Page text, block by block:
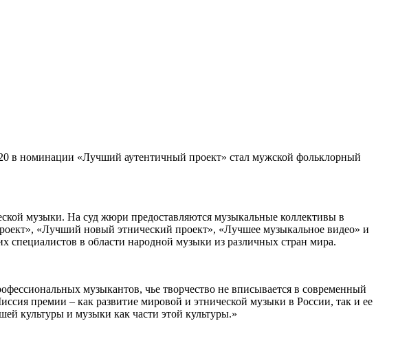
в номинации «Лучший аутентичный проект» стал мужской фольклорный
музыки. На суд жюри предоставляются музыкальные коллективы в
«Лучший новый этнический проект», «Лучшее музыкальное видео» и
специалистов в области народной музыки из различных стран мира.
музыкантов, чье творчество не вписывается в современный
премии – как развитие мировой и этнической музыки в России, так и ее
культуры и музыки как части этой культуры.»